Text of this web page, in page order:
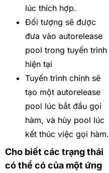
lúc thích hợp.
Đối tượng sẽ được
đưa vào autorelease
pool trong tuyến trình
hiện tại
Tuyến trình chính sẽ
tạo một autorelease
pool lúc bắt đầu gọi
hàm, và hủy pool lúc
kết thúc việc gọi hàm.
Cho biết các trạng thái
có thể có của một ứng